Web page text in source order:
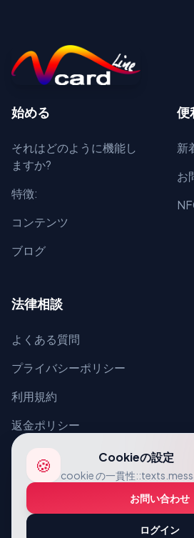
🍪 Cookieの設定
cookie の一貫性
お問い合わせ
ログイン
始める
それはどのように機能し
ますか?
特徴:
コンテンツ
ブログ
便
新
お
法律相談
よくある質問
プライバシーポリシー
利用規約
返金ポリシー